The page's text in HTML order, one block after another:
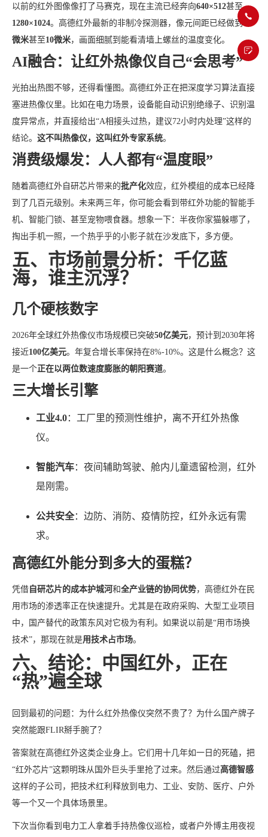
以前的红外图像像打了马赛克，现在主流已经奔向640×512甚至
1280×1024。高德红外最新的非制冷探测器，像元间距已经做到 12
微米甚至10微米，画面细腻到能看清墙上螺丝的温度变化。
AI融合：让红外热像仪自己“会思考”
光拍出热图不够，还得看懂图。高德红外正在把深度学习算法直接
塞进热像仪里。比如在电力场景，设备能自动识别绝缘子、识别温
度异常点，并直接给出“A相接头过热，建议72小时内处理”这样的
结论。 这不叫热像仪，这叫红外专家系统。
消费级爆发：人人都有“温度眼”
随着高德红外自研芯片带来的批产化效应，红外模组的成本已经降
到了几百元级别。未来两三年，你可能会看到带红外功能的智能手
机、智能门锁、甚至宠物喂食器。想象一下：半夜你家猫躲哪了，
掏出手机一照，一个热乎乎的小影子就在沙发底下，多方便。
五、市场前景分析：千亿蓝
海，谁主沉浮？
几个硬核数字
2026年全球红外热像仪市场规模已突破50亿美元，预计到2030年将
接近100亿美元。年复合增长率保持在8%-10%。这是什么概念？这
是一个正在以两位数速度膨胀的朝阳赛道。
三大增长引擎
工业4.0：工厂里的预测性维护，离不开红外热像
仪。
智能汽车：夜间辅助驾驶、舱内儿童遗留检测，红外
是刚需。
公共安全：边防、消防、疫情防控，红外永远有需
求。
高德红外能分到多大的蛋糕？
凭借自研芯片的成本护城河和全产业链的协同优势，高德红外在民
用市场的渗透率正在快速提升。尤其是在政府采购、大型工业项目
中，国产替代的政策东风对它极为有利。如果说以前是“用市场换
技术”，那现在就是用技术占市场。
六、结论：中国红外，正在
“热”遍全球
回到最初的问题：为什么红外热像仪突然不贵了？为什么国产牌子
突然能跟FLIR掰手腕了？
答案就在高德红外这类企业身上。它们用十几年如一日的死磕，把
“红外芯片”这颗明珠从国外巨头手里抢了过来。然后通过高德智感
这样的子公司，把技术红利释放到电力、工业、安防、医疗、户外
等一个又一个具体场景里。
下次当你看到电力工人拿着手持热像仪巡检，或者户外博主用夜视